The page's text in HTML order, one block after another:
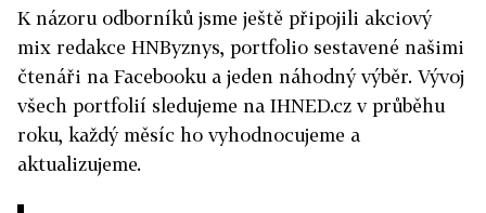
K názoru odborníků jsme ještě připojili akciový
mix redakce HNByznys, portfolio sestavené našimi
čtenáři na Facebooku a jeden náhodný výběr. Vývoj
všech portfolií sledujeme na IHNED.cz v průběhu
roku, každý měsíc ho vyhodnocujeme a
aktualizujeme.